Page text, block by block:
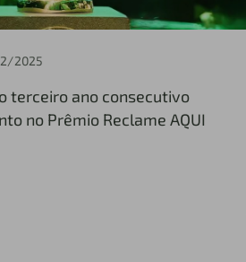
2025
terceiro ano consecutivo
no Prêmio Reclame AQUI